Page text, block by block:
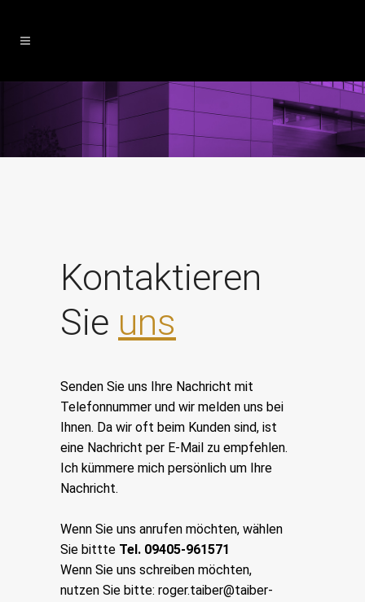
Kontaktieren
Sie uns
Senden Sie uns Ihre Nachricht mit
Telefonnummer und wir melden uns bei
Ihnen. Da wir oft beim Kunden sind, ist
eine Nachricht per E-Mail zu empfehlen.
Ich kümmere mich persönlich um Ihre
Nachricht.
Wenn Sie uns anrufen möchten, wählen
Sie bittte Tel. 09405-961571
Wenn Sie uns schreiben möchten,
nutzen Sie bitte: roger.taiber@taiber-